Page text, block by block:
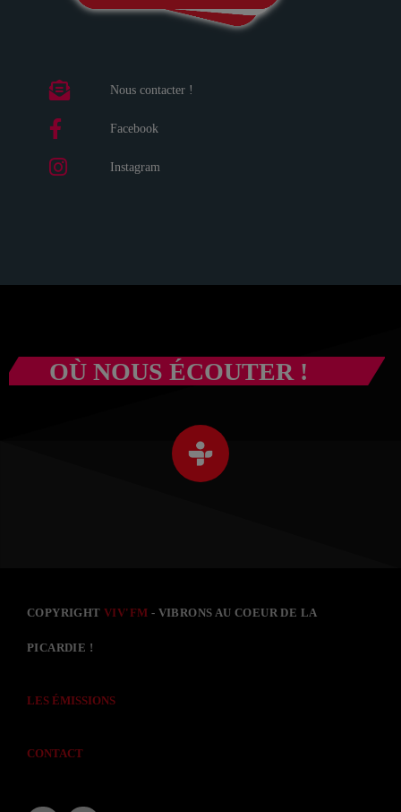
Nous contacter !
Facebook
Instagram
OÙ NOUS ÉCOUTER !
COPYRIGHTVIV'FM - VIBRONS AU COEUR DE LA
PICARDIE !
LES ÉMISSIONS
CONTACT